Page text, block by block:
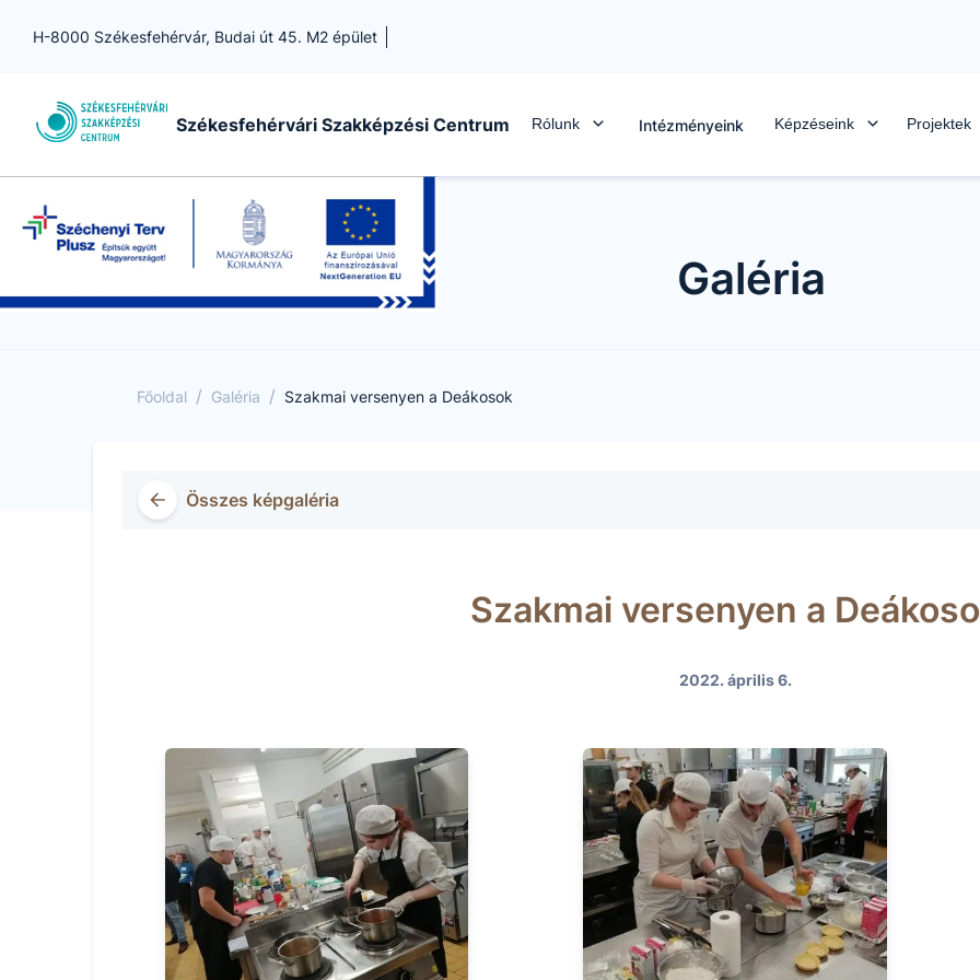
H-8000 Székesfehérvár, Budai út 45. M2 épület
Székesfehérvári Szakképzési Centrum Rólunk Intézményeink Képzéseink Projektek
Galéria
Főoldal / Galéria / Szakmai versenyen a Deákosok
Összes képgaléria
Szakmai versenyen a
2022. április 6.